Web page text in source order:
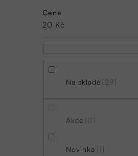
s
t
p
Cena
20 Kč
Na skladě 29
Akce 0
Novinka 1